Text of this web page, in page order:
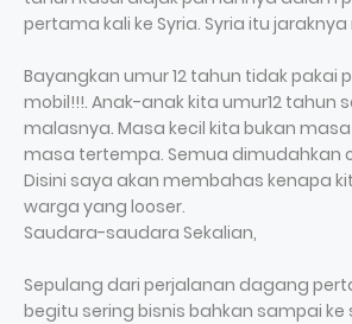
pertama kali ke Syria. Syria itu
Bayangkan umur 12 tahun tidak pakai
mobil!!!. Anak-anak kita umur12 tahun
malasnya. Masa kecil kita bukan
masa tertempa. Semua dimudahkan
Disini saya akan membahas kenapa
warga yang looser.
Saudara-saudara Sekalian,
Sepulang dari perjalanan dagang
begitu sering bisnis bahkan sampai ke